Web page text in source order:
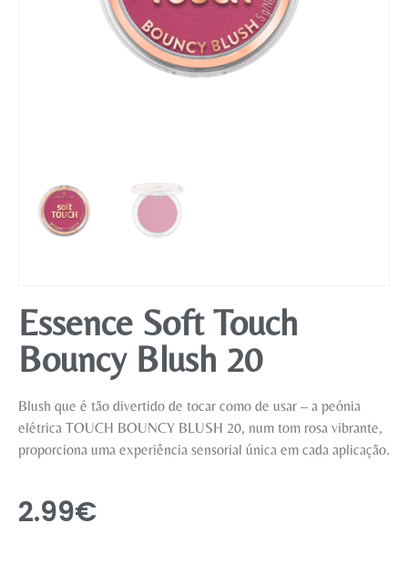
Essence Soft Touch
Bouncy Blush 20
Blush que é tão divertido de tocar como de usar – a peónia
elétrica TOUCH BOUNCY BLUSH 20, num tom rosa vibrante,
proporciona uma experiência sensorial única em cada aplicação.
2.99€